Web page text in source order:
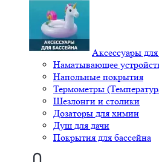
Аксессуары
Наматывающее
Напольные покрытия
Термометры
Шезлонги и столики
Дозаторы для химии
Душ для дачи
Покрытия для бассейна